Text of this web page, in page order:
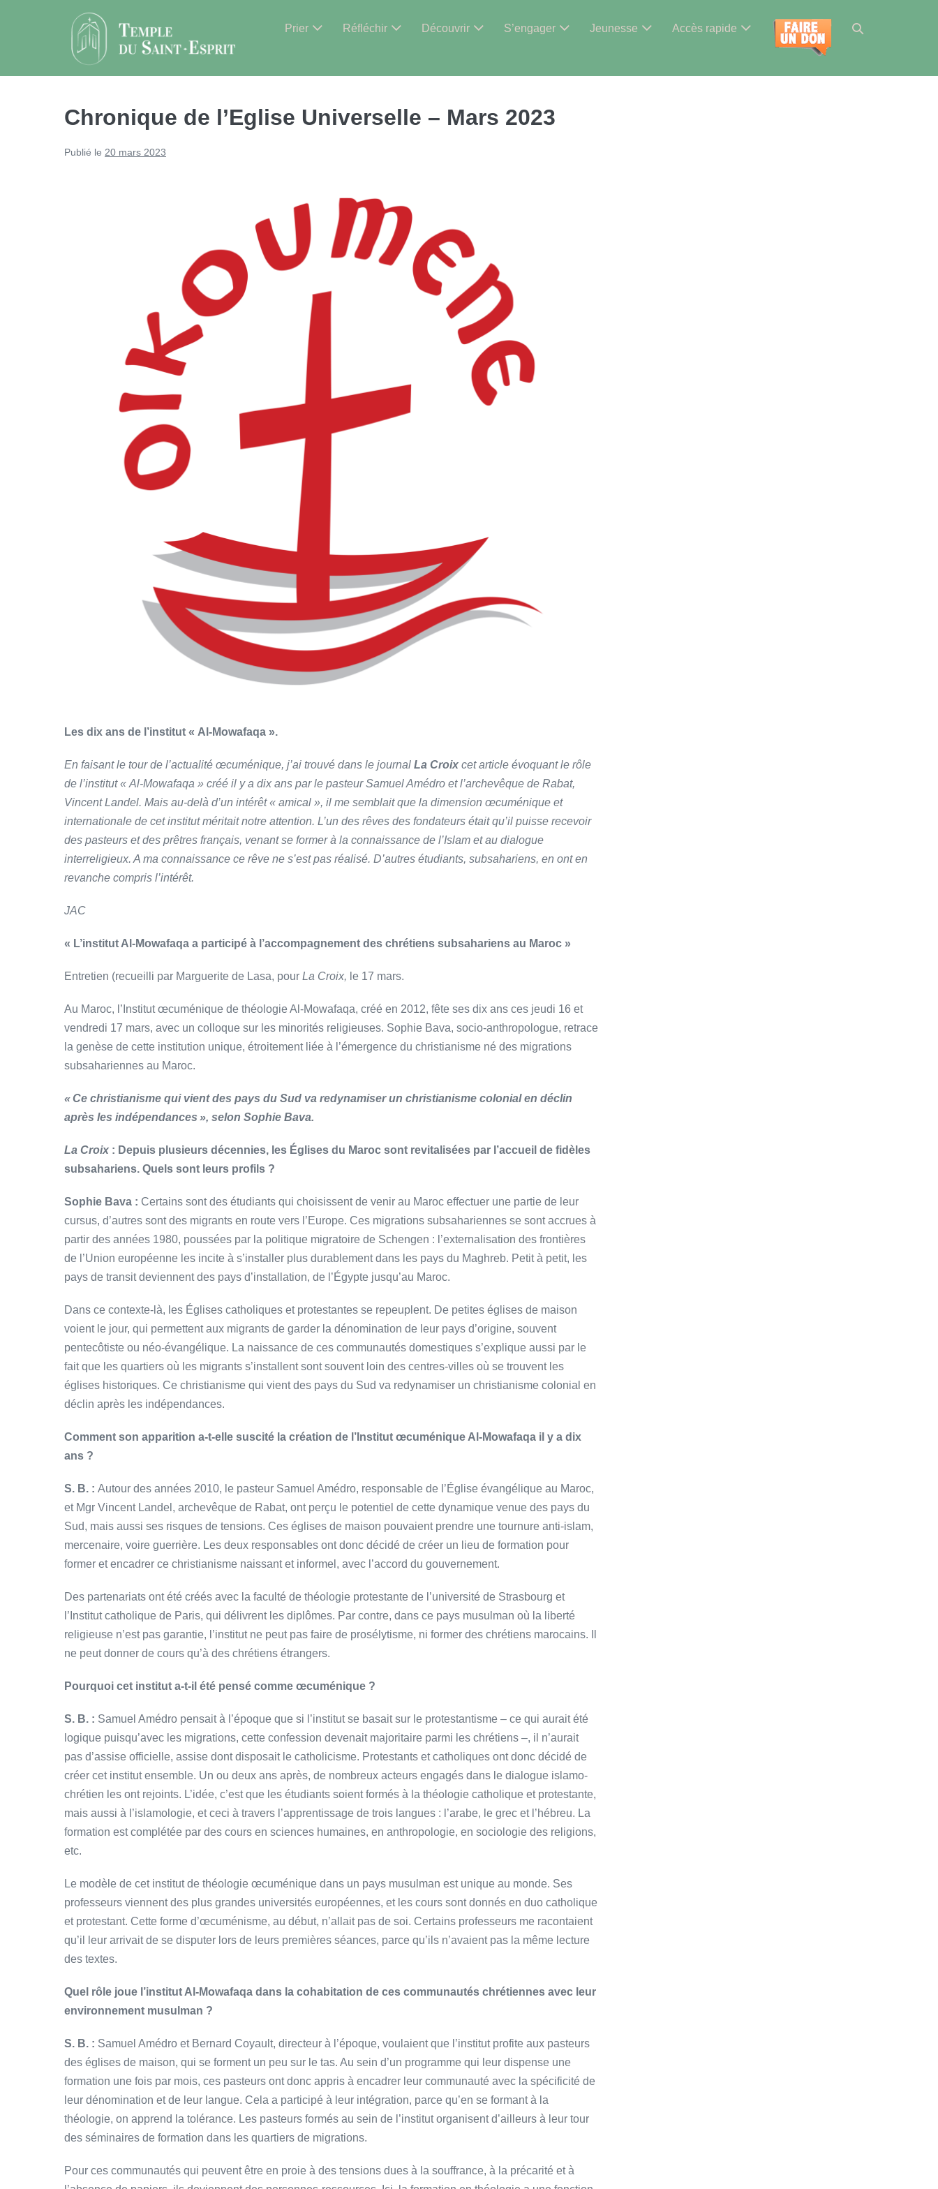
Prier Réfléchir Découvrir S’engager Jeunesse Accès rapide
Basculer
Chronique de l’Eglise Universelle – Mars 2023
Publié le 20 mars 2023
Les dix ans de l’institut « Al-Mowafaqa ».
En faisant le tour de l’actualité œcuménique, j’ai trouvé dans le journal La Croix cet article évoquant le rôle
de l’institut « Al-Mowafaqa » créé il y a dix ans par le pasteur Samuel Amédro et l’archevêque de Rabat,
Vincent Landel. Mais au-delà d’un intérêt « amical », il me semblait que la dimension œcuménique et
internationale de cet institut méritait notre attention. L’un des rêves des fondateurs était qu’il puisse recevoir
des pasteurs et des prêtres français, venant se former à la connaissance de l’Islam et au dialogue
interreligieux. A ma connaissance ce rêve ne s’est pas réalisé. D’autres étudiants, subsahariens, en ont en
revanche compris l’intérêt.
JAC
« L’institut Al-Mowafaqa a participé à l’accompagnement des chrétiens subsahariens au Maroc »
Entretien (recueilli par Marguerite de Lasa, pour La Croix, le 17 mars.
Au Maroc, l’Institut œcuménique de théologie Al-Mowafaqa, créé en 2012, fête ses dix ans ces jeudi 16 et
vendredi 17 mars, avec un colloque sur les minorités religieuses. Sophie Bava, socio-anthropologue, retrace
la genèse de cette institution unique, étroitement liée à l’émergence du christianisme né des migrations
subsahariennes au Maroc.
«Ce christianisme qui vient des pays du Sud va redynamiser un christianisme colonial en déclin
après les indépendances », selon Sophie Bava.
La Croix : Depuis plusieurs décennies, les Églises du Maroc sont revitalisées par l’accueil de fidèles
subsahariens. Quels sont leurs profils ?
Sophie Bava : Certains sont des étudiants qui choisissent de venir au Maroc effectuer une partie de leur
cursus, d’autres sont des migrants en route vers l’Europe. Ces migrations subsahariennes se sont accrues à
partir des années 1980, poussées par la politique migratoire de Schengen : l’externalisation des frontières
de l’Union européenne les incite à s’installer plus durablement dans les pays du Maghreb. Petit à petit, les
pays de transit deviennent des pays d’installation, de l’Égypte jusqu’au Maroc.
Dans ce contexte-là, les Églises catholiques et protestantes se repeuplent. De petites églises de maison
voient le jour, qui permettent aux migrants de garder la dénomination de leur pays d’origine, souvent
pentecôtiste ou néo-évangélique. La naissance de ces communautés domestiques s’explique aussi par le
fait que les quartiers où les migrants s’installent sont souvent loin des centres-villes où se trouvent les
églises historiques. Ce christianisme qui vient des pays du Sud va redynamiser un christianisme colonial en
déclin après les indépendances.
Comment son apparition a-t-elle suscité la création de l’Institut œcuménique Al-Mowafaqa il y a dix
ans ?
S. B. : Autour des années 2010, le pasteur Samuel Amédro, responsable de l’Église évangélique au Maroc,
et Mgr Vincent Landel, archevêque de Rabat, ont perçu le potentiel de cette dynamique venue des pays du
Sud, mais aussi ses risques de tensions. Ces églises de maison pouvaient prendre une tournure anti-islam,
mercenaire, voire guerrière. Les deux responsables ont donc décidé de créer un lieu de formation pour
former et encadrer ce christianisme naissant et informel, avec l’accord du gouvernement.
Des partenariats ont été créés avec la faculté de théologie protestante de l’université de Strasbourg et
l’Institut catholique de Paris, qui délivrent les diplômes. Par contre, dans ce pays musulman où la liberté
religieuse n’est pas garantie, l’institut ne peut pas faire de prosélytisme, ni former des chrétiens marocains. Il
ne peut donner de cours qu’à des chrétiens étrangers.
Pourquoi cet institut a-t-il été pensé comme œcuménique ?
S. B. : Samuel Amédro pensait à l’époque que si l’institut se basait sur le protestantisme – ce qui aurait été
logique puisqu’avec les migrations, cette confession devenait majoritaire parmi les chrétiens –, il n’aurait
pas d’assise officielle, assise dont disposait le catholicisme. Protestants et catholiques ont donc décidé de
créer cet institut ensemble. Un ou deux ans après, de nombreux acteurs engagés dans le dialogue islamo-
chrétien les ont rejoints. L’idée, c’est que les étudiants soient formés à la théologie catholique et protestante,
mais aussi à l’islamologie, et ceci à travers l’apprentissage de trois langues : l’arabe, le grec et l’hébreu. La
formation est complétée par des cours en sciences humaines, en anthropologie, en sociologie des religions,
etc.
Le modèle de cet institut de théologie œcuménique dans un pays musulman est unique au monde. Ses
professeurs viennent des plus grandes universités européennes, et les cours sont donnés en duo catholique
et protestant. Cette forme d’œcuménisme, au début, n’allait pas de soi. Certains professeurs me racontaient
qu’il leur arrivait de se disputer lors de leurs premières séances, parce qu’ils n’avaient pas la même lecture
des textes.
Quel rôle joue l’institut Al-Mowafaqa dans la cohabitation de ces communautés chrétiennes avec leur
environnement musulman ?
S. B. : Samuel Amédro et Bernard Coyault, directeur à l’époque, voulaient que l’institut profite aux pasteurs
des églises de maison, qui se forment un peu sur le tas. Au sein d’un programme qui leur dispense une
formation une fois par mois, ces pasteurs ont donc appris à encadrer leur communauté avec la spécificité de
leur dénomination et de leur langue. Cela a participé à leur intégration, parce qu’en se formant à la
théologie, on apprend la tolérance. Les pasteurs formés au sein de l’institut organisent d’ailleurs à leur tour
des séminaires de formation dans les quartiers de migrations.
Pour ces communautés qui peuvent être en proie à des tensions dues à la souffrance, à la précarité et à